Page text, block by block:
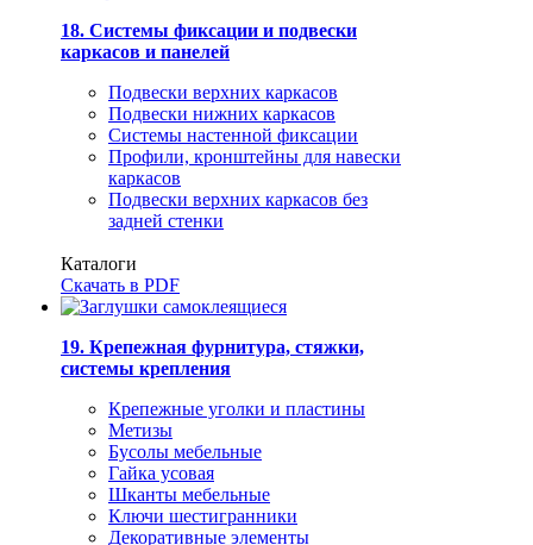
18. Системы фиксации и подвески
каркасов и панелей
Подвески верхних каркасов
Подвески нижних каркасов
Системы настенной фиксации
Профили, кронштейны для навески
каркасов
Подвески верхних каркасов без
задней стенки
Каталоги
Скачать в PDF
19. Крепежная фурнитура, стяжки,
системы крепления
Крепежные уголки и пластины
Метизы
Бусолы мебельные
Гайка усовая
Шканты мебельные
Ключи шестигранники
Декоративные элементы